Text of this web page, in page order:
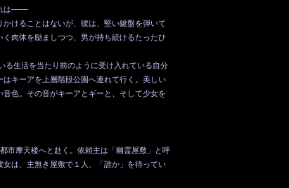
は───
けることはないが、彼は、堅い鍵盤を弾いて
肉体を励ましつつ、男が持ち続けるたったひ
生活を当たり前のように受け入れている自分
キーアを上層階段公園へ連れて行く。美しい
色。その音がキーアとギーと、そして少女を
市摩天楼へと赴く。依頼主は「幽霊屋敷」と呼
女は、主無き屋敷で１人、「誰か」を待ってい